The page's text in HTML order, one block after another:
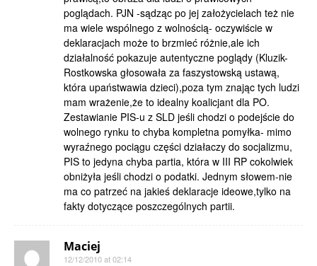
poglądach. PJN -sądząc po jej założycielach też nie
ma wiele wspólnego z wolnością- oczywiście w
deklaracjach może to brzmieć różnie,ale ich
działalność pokazuje autentyczne poglądy (Kluzik-
Rostkowska głosowała za faszystowską ustawą,
która upaństwawia dzieci),poza tym znając tych ludzi
mam wrażenie,że to idealny koalicjant dla PO.
Zestawianie PIS-u z SLD jeśli chodzi o podejście do
wolnego rynku to chyba kompletna pomyłka- mimo
wyraźnego pociągu części działaczy do socjalizmu,
PIS to jedyna chyba partia, która w III RP cokolwiek
obniżyła jeśli chodzi o podatki. Jednym słowem-nie
ma co patrzeć na jakieś deklaracje ideowe,tylko na
fakty dotyczące poszczególnych partii.
Maciej
12/12/2010 at 02:14